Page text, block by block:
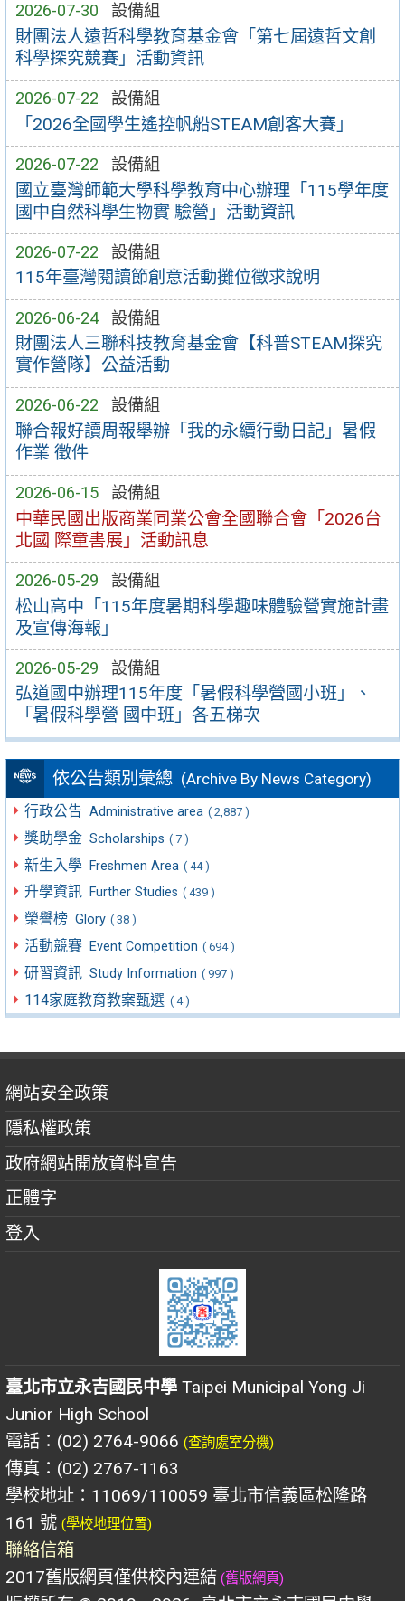
2026-07-30 設備組
財團法人遠哲科學教育基金會「第七屆遠哲文創
科學探究競賽」活動資訊
2026-07-22 設備組
「2026全國學生遙控帆船STEAM創客大賽」
2026-07-22 設備組
國立臺灣師範大學科學教育中心辦理「115學年度
國中自然科學生物實 驗營」活動資訊
2026-07-22 設備組
115年臺灣閱讀節創意活動攤位徵求說明
2026-06-24 設備組
財團法人三聯科技教育基金會【科普STEAM探究
實作營隊】公益活動
2026-06-22 設備組
聯合報好讀周報舉辦「我的永續行動日記」暑假
作業 徵件
2026-06-15 設備組
中華民國出版商業同業公會全國聯合會「2026台
北國 際童書展」活動訊息
2026-05-29 設備組
松山高中「115年度暑期科學趣味體驗營實施計畫
及宣傳海報」
2026-05-29 設備組
弘道國中辦理115年度「暑假科學營國小班」、
「暑假科學營 國中班」各五梯次
依公告類別彙總 (Archive By News Category)
行政公告 Administrative area ( 2,887 )
獎助學金 Scholarships ( 7 )
新生入學 Freshmen Area ( 44 )
升學資訊 Further Studies ( 439 )
榮譽榜 Glory ( 38 )
活動競賽 Event Competition ( 694 )
研習資訊 Study Information ( 997 )
114家庭教育教案甄選 ( 4 )
網站安全政策
隱私權政策
政府網站開放資料宣告
正體字
登入
臺北市立永吉國民中學 Taipei Municipal Yong Ji
Junior High School
電話：(02) 2764-9066 (查詢處室分機)
傳真：(02) 2767-1163
學校地址：11069/110059 臺北市信義區松隆路
161 號 (學校地理位置)
聯絡信箱
2017舊版網頁僅供校內連結 (舊版網頁)